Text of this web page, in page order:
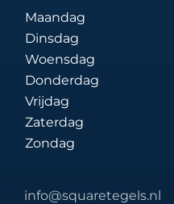
Maandag
Dinsdag
Woensdag
Donderdag
Vrijdag
Zaterdag
Zondag
info@squaretegels.nl